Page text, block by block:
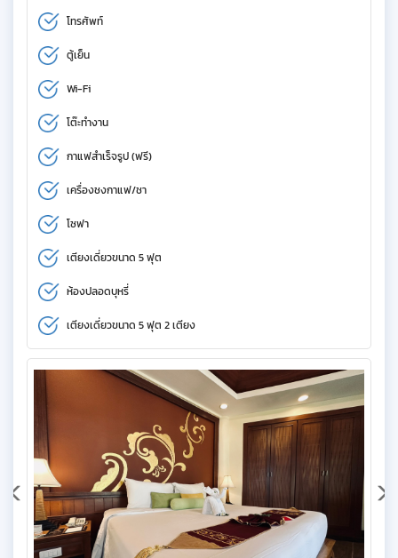
โทรศัพท์
ตู้เย็น
Wi-Fi
โต๊ะทำงาน
กาแฟสำเร็จรูป (ฟรี)
เครื่องชงกาแฟ/ชา
โซฟา
เตียงเดี่ยวขนาด 5 ฟุต
ห้องปลอดบุหรี่
เตียงเดี่ยวขนาด 5 ฟุต 2 เตียง